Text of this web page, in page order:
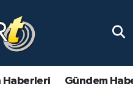
Haberleri Gündem